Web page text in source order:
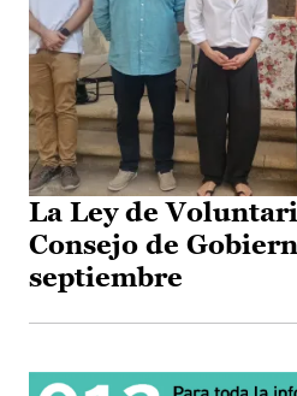
La Ley de
Consejo de
septiembre